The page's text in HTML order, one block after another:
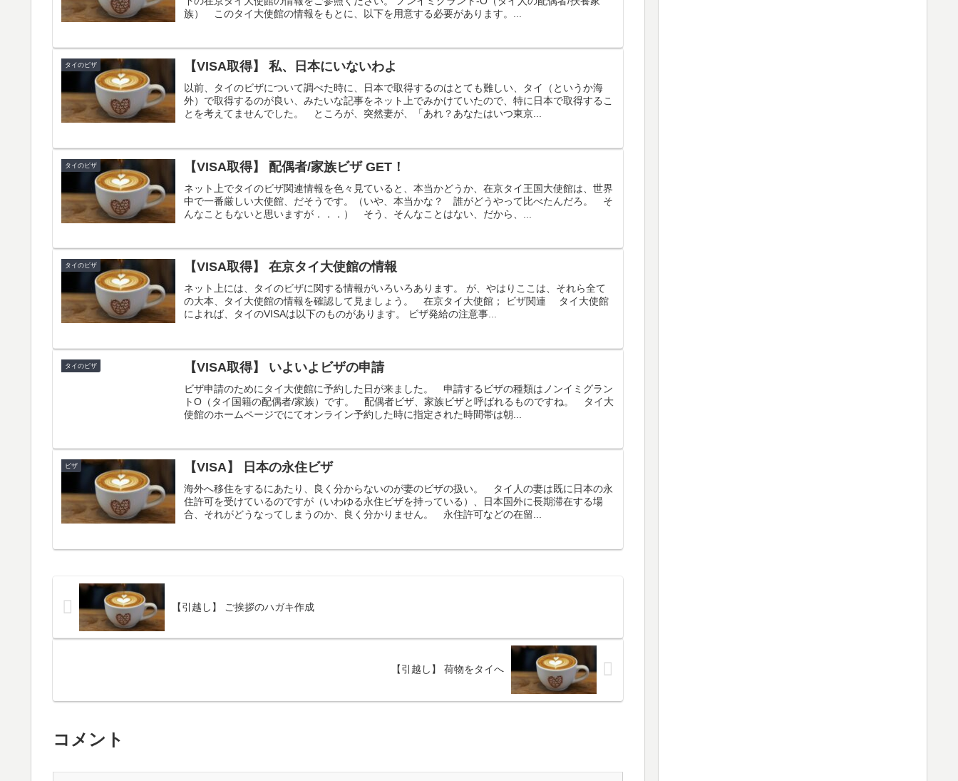
族） このタイ大使館の情報をもとに、以下を用意する必要があります。...
タイのビザ 【VISA取得】 私、日本にいないわよ
以前、タイのビザについて調べた時に、日本で取得するのはとても難しい、タイ（というか海
外）で取得するのが良い、みたいな記事をネット上でみかけていたので、特に日本で取得するこ
とを考えてませんでした。 ところが、突然妻が、「あれ？あなたはいつ東京...
タイのビザ 【VISA取得】 配偶者/家族ビザ GET！
ネット上でタイのビザ関連情報を色々見ていると、本当かどうか、在京タイ王国大使館は、世界
中で一番厳しい大使館、だそうです。（いや、本当かな？ 誰がどうやって比べたんだろ。 そ
んなこともないと思いますが．．．） そう、そんなことはない、だから、...
タイのビザ 【VISA取得】 在京タイ大使館の情報
ネット上には、タイのビザに関する情報がいろいろあります。 が、やはりここは、それら全て
の大本、タイ大使館の情報を確認して見ましょう。 在京タイ大使館； ビザ関連 タイ大使館
によれば、タイのVISAは以下のものがあります。 ビザ発給の注意事...
タイのビザ 【VISA取得】 いよいよビザの申請
ビザ申請のためにタイ大使館に予約した日が来ました。 申請するビザの種類はノンイミグラン
トO（タイ国籍の配偶者/家族）です。 配偶者ビザ、家族ビザと呼ばれるものですね。 タイ大
使館のホームページでにてオンライン予約した時に指定された時間帯は朝...
ビザ 【VISA】 日本の永住ビザ
海外へ移住をするにあたり、良く分からないのが妻のビザの扱い。 タイ人の妻は既に日本の永
住許可を受けているのですが（いわゆる永住ビザを持っている）、日本国外に長期滞在する場
合、それがどうなってしまうのか、良く分かりません。 永住許可などの在留...
【引越し】 ご挨拶のハガキ作成
【引越し】 荷物をタイへ
コメント